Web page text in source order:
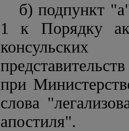
б) подпункт
1 к Порядку
консульских
при
слова
апостиля".